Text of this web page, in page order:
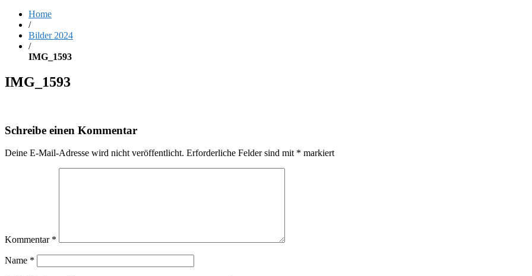
Home
/
Bilder 2024
/
IMG_1593
IMG_1593
Schreibe einen Kommentar
Deine E-Mail-Adresse wird nicht veröffentlicht. Erforderliche Felder sind mit * markiert
Kommentar *
Name *